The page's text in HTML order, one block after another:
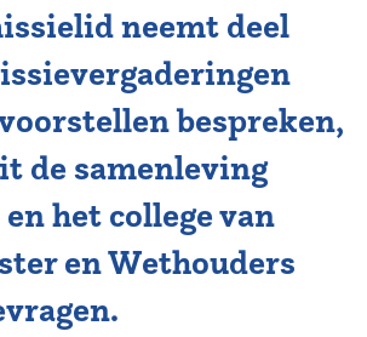
neemt deel
bespreken,
de samenleving
het college van
en Wethouders